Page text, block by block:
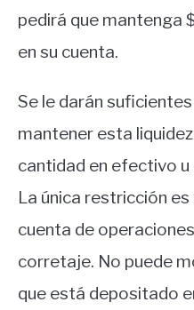
pedirá que mantenga
en su cuenta.
Se le darán
mantener esta
cantidad en efectivo
La única restricción
cuenta de
corretaje. No puede
que está depositado